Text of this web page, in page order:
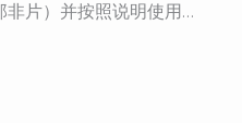
非片）并按照说明使用…